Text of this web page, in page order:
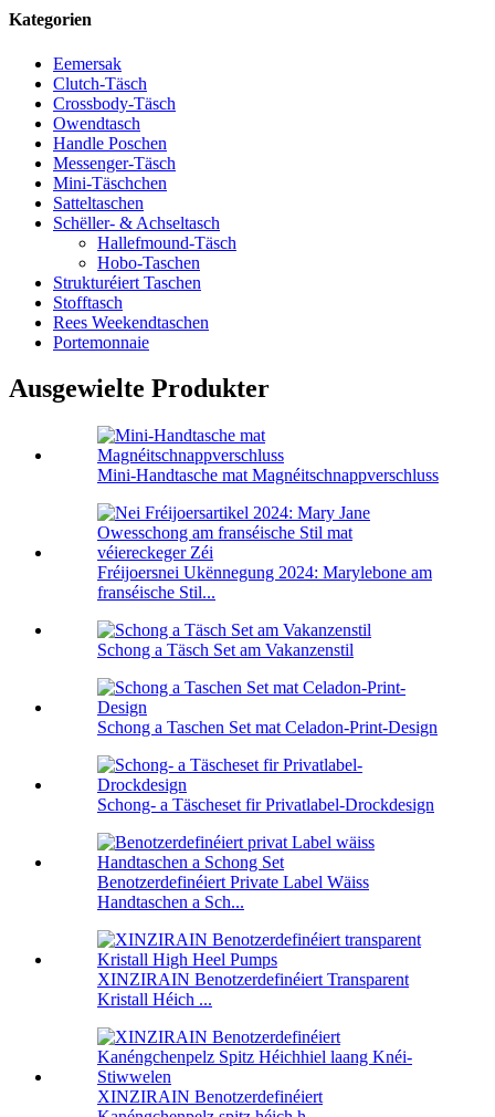
Kategorien
Eemersak
Clutch-Täsch
Crossbody-Täsch
Owendtasch
Handle Poschen
Messenger-Täsch
Mini-Täschchen
Satteltaschen
Schëller- & Achseltasch
Hallefmound-Täsch
Hobo-Taschen
Strukturéiert Taschen
Stofftasch
Rees Weekendtaschen
Portemonnaie
Ausgewielte Produkter
Mini-Handtasche mat Magnéitschnappverschluss
Fréijoersnei Ukënnegung 2024: Marylebone am
franséische Stil...
Schong a Täsch Set am Vakanzenstil
Schong a Taschen Set mat Celadon-Print-Design
Schong- a Täscheset fir Privatlabel-Drockdesign
Benotzerdefinéiert Private Label Wäiss
Handtaschen a Sch...
XINZIRAIN Benotzerdefinéiert Transparent
Kristall Héich ...
XINZIRAIN Benotzerdefinéiert